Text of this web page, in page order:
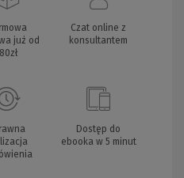
już od
Czat online z
konsultantem
Dostęp do
ebooka w 5 minut